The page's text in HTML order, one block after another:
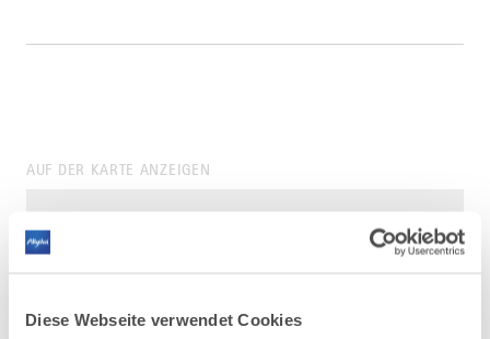
Diese Webseite verwendet Cookies
AUF DER KARTE ANZEIGEN